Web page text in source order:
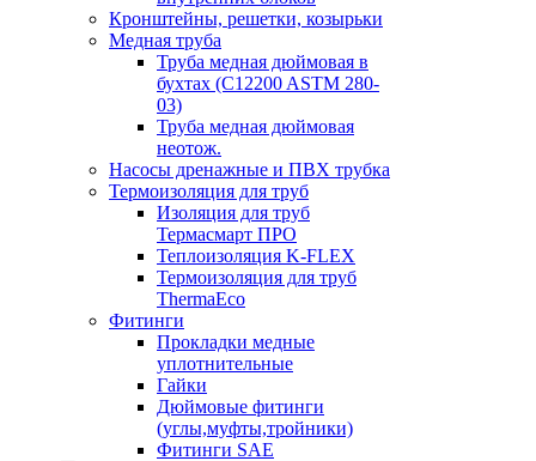
Кронштейны, решетки, козырьки
Медная труба
Труба медная дюймовая в
бухтах (C12200 ASTM 280-
03)
Труба медная дюймовая
неотож.
Насосы дренажные и ПВХ трубка
Термоизоляция для труб
Изоляция для труб
Термасмарт ПРО
Теплоизоляция K-FLEX
Термоизоляция для труб
ThermaEco
Фитинги
Прокладки медные
уплотнительные
Гайки
Дюймовые фитинги
(углы,муфты,тройники)
Фитинги SAE